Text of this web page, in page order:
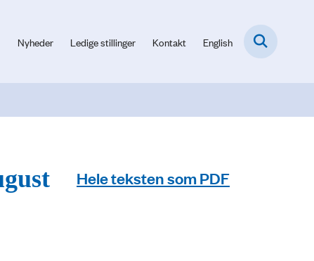
Nyheder Ledige stillinger Kontakt English
Hele teksten som PDF